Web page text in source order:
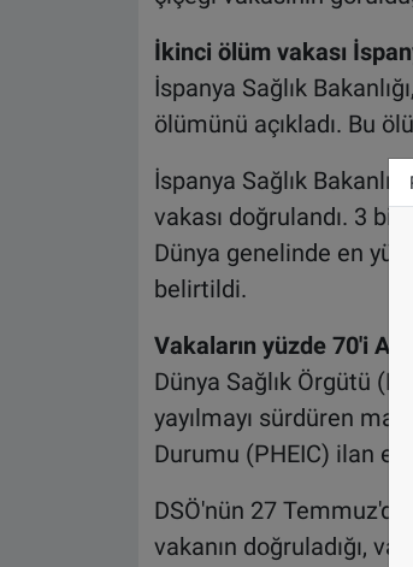
İkinci ölüm vakası
İspanya Sağlık
ölümünü açıkladı. Bu
İspanya Sağlık
vakası doğrulandı. 3
Dünya genelinde en
belirtildi.
Vakaların yüzde 70'i
Dünya Sağlık Örgütü
yayılmayı sürdüren
Durumu (PHEIC) ilan
DSÖ'nün 27
vakanın doğruladığı,